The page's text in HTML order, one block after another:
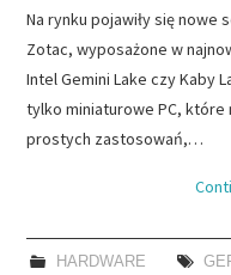
Na rynku pojawiły się
Zotac, wyposażone w
Intel Gemini Lake czy Kaby
tylko miniaturowe PC, które
prostych zastosowań,…
HARDWARE